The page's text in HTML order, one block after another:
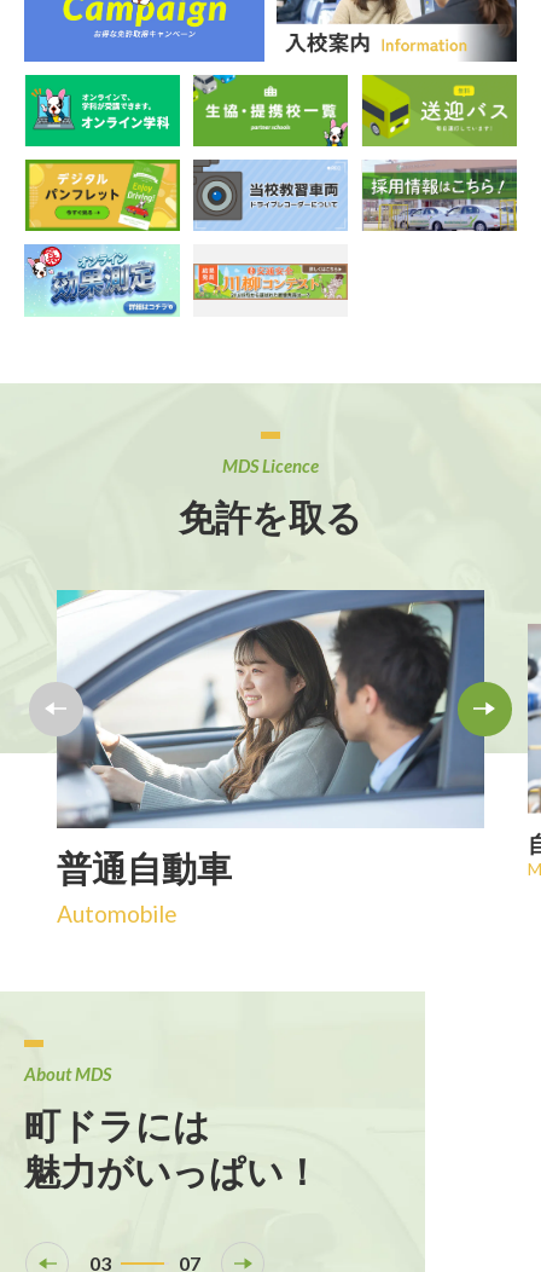
MDS Licence
免許を取る
普通自動車
Automobile
About MDS
町ドラには
魅力がいっぱい！
04 07